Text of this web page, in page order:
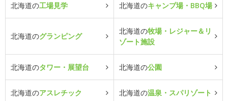
北海道の工場見学 北海道のキャンプ場・BBQ場
北海道のグランピング
北海道の牧場・レジャー＆リ
ゾート施設
北海道のタワー・展望台 北海道の公園
北海道のアスレチック 北海道の温泉・スパリゾート